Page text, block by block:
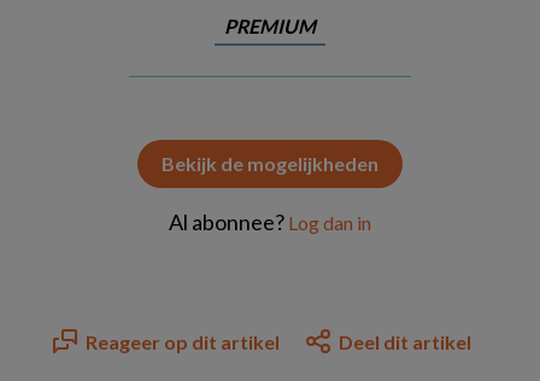
PREMIUM
Bekijk de mogelijkheden
Al abonnee? Log dan in
Reageer op dit artikel Deel dit artikel